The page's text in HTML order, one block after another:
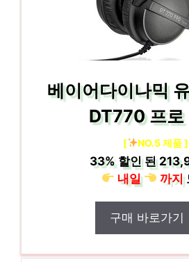
베이어다이나믹
DT770 프로
[ NO.5 제품 ]
33% 할인 된
내일
까지
구매 바로가기